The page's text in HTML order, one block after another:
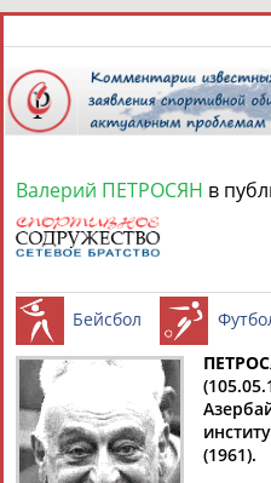
8
СПОРТСМЕНЫ, ТРЕНЕРЫ
Найдено: 13181
Валерий ПЕТРОСЯН в
Бейсбол
(1961).